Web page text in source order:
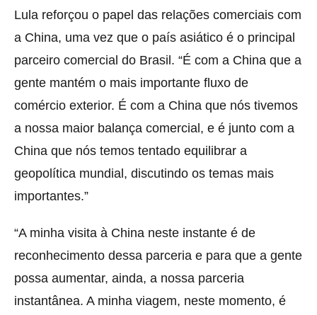
Lula reforçou o papel das relações comerciais com
a China, uma vez que o país asiático é o principal
parceiro comercial do Brasil. “É com a China que a
gente mantém o mais importante fluxo de
comércio exterior. É com a China que nós tivemos
a nossa maior balança comercial, e é junto com a
China que nós temos tentado equilibrar a
geopolítica mundial, discutindo os temas mais
importantes.”
“A minha visita à China neste instante é de
reconhecimento dessa parceria e para que a gente
possa aumentar, ainda, a nossa parceria
instantânea. A minha viagem, neste momento, é